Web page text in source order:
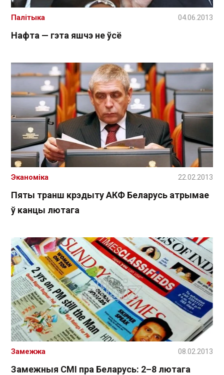
Нафта — гэта яшчэ не ўсё
Палітыка 04.06.2013
Пяты транш крэдыту АКФ Беларусь атрымае
ў канцы лютага
Эканоміка 22.02.2013
Замежныя СМІ пра Беларусь: 2–8 лютага
Замежжа 08.02.2013